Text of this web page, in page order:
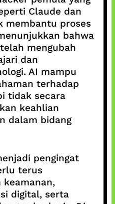
Claude dan
membantu proses
bahwa
mengubah
dan
AI mampu
terhadap
tidak secara
keahlian
dalam bidang
pengingat
terus
digital, serta